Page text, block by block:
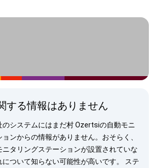
する情報はありません
のシステムにはまだ村 Ozertsiの自動モニ
ンからの情報がありません。おそらく、
ニタリングステーションが設置されていな
ついて知らない可能性が高いです。
ステ